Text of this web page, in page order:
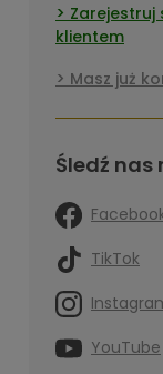
Zarejestruj
klientem
Masz już
Śledź nas
TikTok
YouTube